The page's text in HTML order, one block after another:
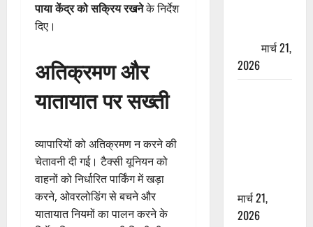
पाया केंद्र को सक्रिय रखनेके निर्देश
दिए।
अतिक्रमण और
यातायात पर सख्ती
व्यापारियों को अतिक्रमण न करने की
चेतावनी दी गई। टैक्सी यूनियन को
वाहनों को निर्धारित पार्किंग में खड़ा
करने, ओवरलोडिंग से बचने और
यातायात नियमों का पालन करने के
मार्च 21,
2026
मार्च 21,
2026